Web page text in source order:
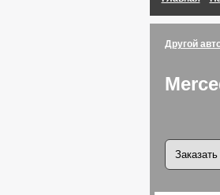
Другой